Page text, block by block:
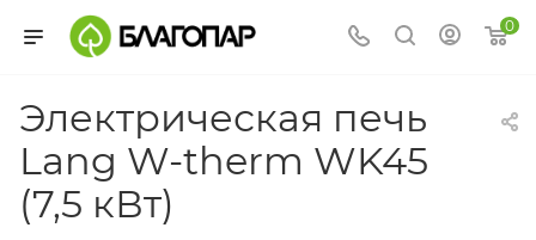
0
Электрическая печь
Lang W-therm WK45
(7,5 кВт)